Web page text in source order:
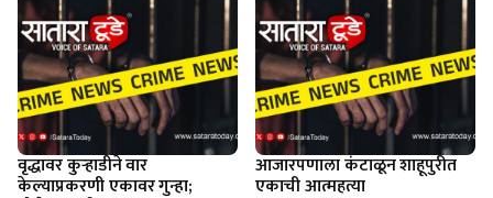
वृद्धावर कुऱ्हाडीने वार
केल्याप्रकरणी एकावर गुन्हा;
आजारपणाला कंटाळून शाहूपुरीत
एकाची आत्महत्या